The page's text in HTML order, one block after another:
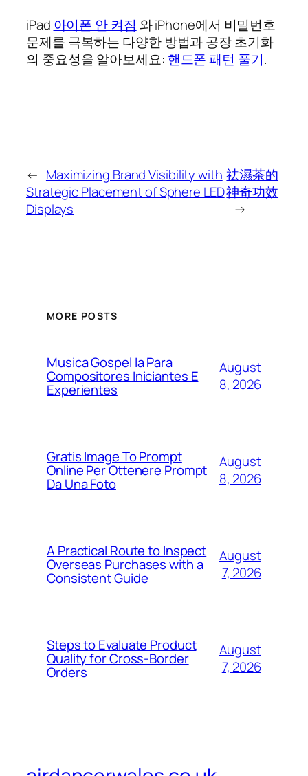
iPad 아이폰 안 켜짐 와 iPhone에서 비밀번호
문제를 극복하는 다양한 방법과 공장 초기화
의 중요성을 알아보세요: 핸드폰 패턴 풀기.
← Maximizing Brand Visibility with
Strategic Placement of Sphere LED
Displays
祛濕茶的
神奇功效
→
MORE POSTS
Musica Gospel Ia Para
Compositores Iniciantes E
Experientes
August
8, 2026
Gratis Image To Prompt
Online Per Ottenere Prompt
Da Una Foto
August
8, 2026
A Practical Route to Inspect
Overseas Purchases with a
Consistent Guide
August
7, 2026
Steps to Evaluate Product
Quality for Cross-Border
Orders
August
7, 2026